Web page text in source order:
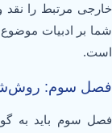
خارجی مرتبط را
شما بر ادبیات موضوع
است.
فصل سوم:
فصل سوم باید به